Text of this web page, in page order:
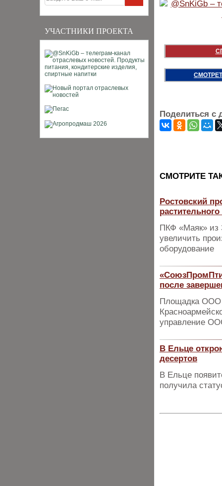
УЧАСТНИКИ ПРОЕКТА
Поделиться с
CМОТРИТЕ
Ростовский
ПКФ «Маяк» из
увеличить
оборудование
после
Площадка ООО
управление
В Ельце
десертов
В Ельце
получила